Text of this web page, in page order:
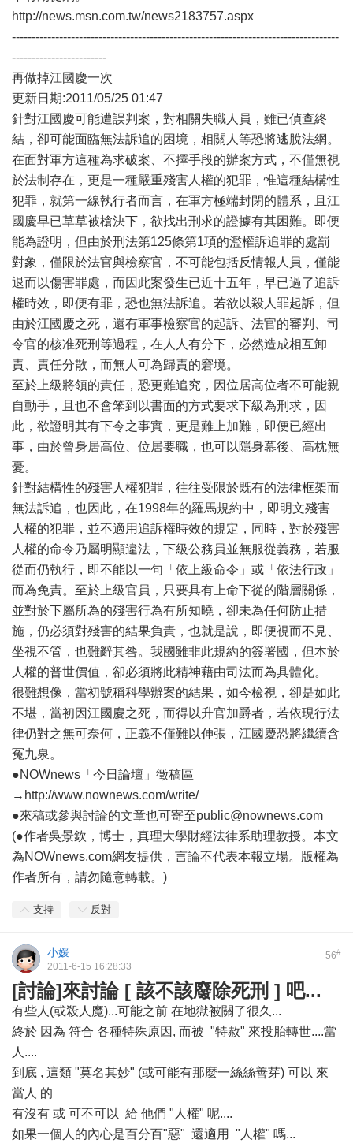
http://news.msn.com.tw/news2183757.aspx
-----------------------------------------------------------------------------------
------------------------
再做掉江國慶一次
更新日期:2011/05/25 01:47
針對江國慶可能遭誤判案，對相關失職人員，雖已偵查終
結，卻可能面臨無法訴追的困境，相關人等恐將逃脫法網。
在面對軍方這種為求破案、不擇手段的辦案方式，不僅無視
於法制存在，更是一種嚴重殘害人權的犯罪，惟這種結構性
犯罪，就第一線執行者而言，在軍方極端封閉的體系，且江
國慶早已草草被槍決下，欲找出刑求的證據有其困難。即便
能為證明，但由於刑法第125條第1項的濫權訴追罪的處罰
對象，僅限於法官與檢察官，不可能包括反情報人員，僅能
退而以傷害罪處，而因此案發生已近十五年，早已過了追訴
權時效，即便有罪，恐也無法訴追。若欲以殺人罪起訴，但
由於江國慶之死，還有軍事檢察官的起訴、法官的審判、司
令官的核准死刑等過程，在人人有分下，必然造成相互卸
責、責任分散，而無人可為歸責的窘境。
至於上級將領的責任，恐更難追究，因位居高位者不可能親
自動手，且也不會笨到以書面的方式要求下級為刑求，因
此，欲證明其有下令之事實，更是難上加難，即便已經出
事，由於曾身居高位、位居要職，也可以隱身幕後、高枕無
憂。
針對結構性的殘害人權犯罪，往往受限於既有的法律框架而
無法訴追，也因此，在1998年的羅馬規約中，即明文殘害
人權的犯罪，並不適用追訴權時效的規定，同時，對於殘害
人權的命令乃屬明顯違法，下級公務員並無服從義務，若服
從而仍執行，即不能以一句「依上級命令」或「依法行政」
而為免責。至於上級官員，只要具有上命下從的階層關係，
並對於下屬所為的殘害行為有所知曉，卻未為任何防止措
施，仍必須對殘害的結果負責，也就是說，即便視而不見、
坐視不管，也難辭其咎。我國雖非此規約的簽署國，但本於
人權的普世價值，卻必須將此精神藉由司法而為具體化。
很難想像，當初號稱科學辦案的結果，如今檢視，卻是如此
不堪，當初因江國慶之死，而得以升官加爵者，若依現行法
律仍對之無可奈何，正義不僅難以伸張，江國慶恐將繼續含
冤九泉。
●NOWnews「今日論壇」徵稿區
→http://www.nownews.com/write/
●來稿或參與討論的文章也可寄至public@nownews.com
(●作者吳景欽，博士，真理大學財經法律系助理教授。本文
為NOWnews.com網友提供，言論不代表本報立場。版權為
作者所有，請勿隨意轉載。)
支持 反對
56#
小媛
2011-6-15 16:28:33
[討論]來討論 [ 該不該廢除死刑 ] 吧...
有些人(或殺人魔)...可能之前 在地獄被關了很久...
終於 因為 符合 各種特殊原因, 而被 "特赦" 來投胎轉世....當
人....
到底 , 這類 "莫名其妙" (或可能有那麼一絲絲善芽) 可以 來
當人 的
有沒有 或 可不可以 給 他們 "人權" 呢....
如果一個人的內心是百分百"惡" 還適用 "人權" 嗎...